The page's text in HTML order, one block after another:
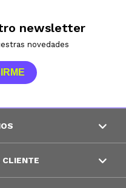
newsletter
novedades
CLIENTE